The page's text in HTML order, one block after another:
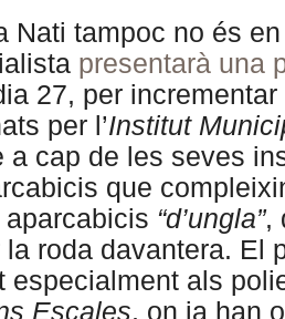
Nati tampoc no és
presentarà una
27, per
per l’Institut
a cap de les seves
que
“d’ungla”,
roda davantera. El
especialment als
Escales, on ja han